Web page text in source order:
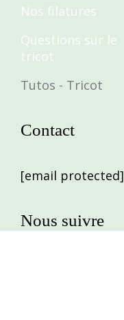
Nos filatures
Questions sur le
tricot
Tutos - Tricot
Contact
[email protected]
Nous suivre